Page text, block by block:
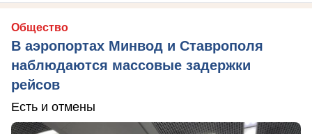
Общество
В аэропортах Минвод и Ставрополя
наблюдаются массовые задержки
рейсов
Есть и отмены